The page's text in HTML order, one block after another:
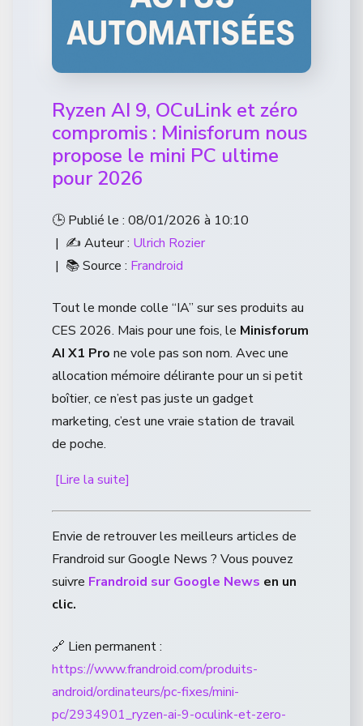
Ryzen AI 9, OCuLink et zéro
compromis : Minisforum nous
propose le mini PC ultime
pour 2026
🕒 Publié le : 08/01/2026 à 10:10
| ✍️ Auteur : Ulrich Rozier
| 📚 Source : Frandroid
Tout le monde colle “IA” sur ses produits au
CES 2026. Mais pour une fois, le Minisforum
AI X1 Pro ne vole pas son nom. Avec une
allocation mémoire délirante pour un si petit
boîtier, ce n’est pas juste un gadget
marketing, c’est une vraie station de travail
de poche.
[Lire la suite]
Envie de retrouver les meilleurs articles de
Frandroid sur Google News ? Vous pouvez
suivre Frandroid sur Google News en un
clic.
🔗 Lien permanent :
https://www.frandroid.com/produits-
android/ordinateurs/pc-fixes/mini-
pc/2934901_ryzen-ai-9-oculink-et-zero-